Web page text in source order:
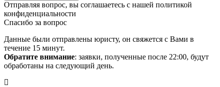
Отправляя вопрос, вы соглашаетесь с нашей политикой
конфиденциальности
Спасибо за вопрос
Данные были отправлены юристу, он свяжется с Вами в
течение 15 минут.
Обратите внимание: заявки, полученные после 22:00, будут
обработаны на следующий день.